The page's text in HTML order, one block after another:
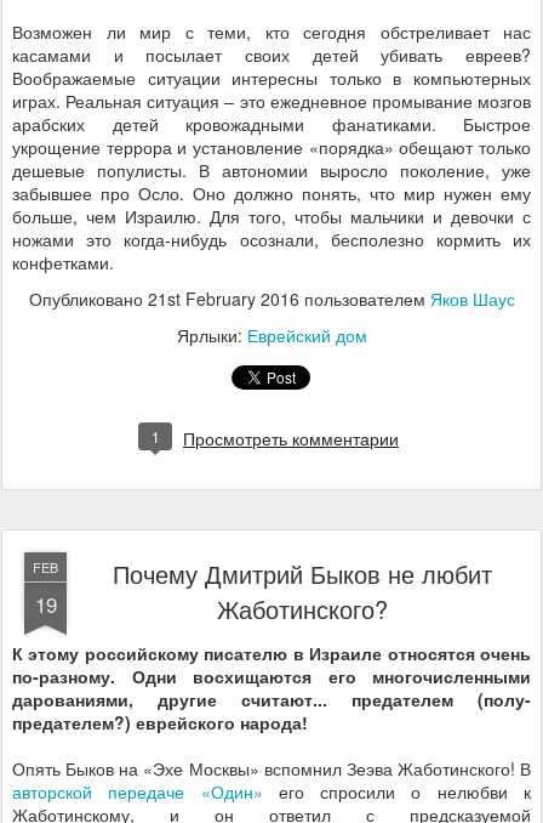
Возможен ли мир с теми, кто сегодня обстреливает нас
касамами и посылает своих детей убивать евреев?
Воображаемые ситуации интересны только в компьютерных
играх. Реальная ситуация – это ежедневное промывание мозгов
арабских детей кровожадными фанатиками. Быстрое
укрощение террора и установление «порядка» обещают только
дешевые популисты. В автономии выросло поколение, уже
забывшее про Осло. Оно должно понять, что мир нужен ему
больше, чем Израилю. Для того, чтобы мальчики и девочки с
ножами это когда-нибудь осознали, бесполезно кормить их
конфетками.
Опубликовано 21st February 2016 пользователем Яков Шаус
Ярлыки: Еврейский дом
1 Просмотреть комментарии
FEB
19
Почему Дмитрий Быков не любит
Жаботинского?
К этому российскому писателю в Израиле относятся очень
по-разному. Одни восхищаются его многочисленными
дарованиями, другие считают... предателем (полу-
предателем?) еврейского народа!
Опять Быков на «Эхе Москвы» вспомнил Зеэва Жаботинского! В
авторской передаче «Один» его спросили о нелюбви к
Жаботинскому, и он ответил с предсказуемой